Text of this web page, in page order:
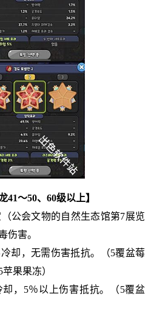
～50、60级以上】
公会文物的自然生态馆第7展览
伤害。
却，无需伤害抵抗。（5覆盆莓
果果冻）
，5％以上伤害抵抗。（5覆盆